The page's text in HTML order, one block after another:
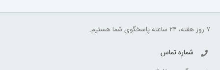
۷ روز هفته، ۲۴ ساعته پاسخگوی شما هستیم.
شماره تماس